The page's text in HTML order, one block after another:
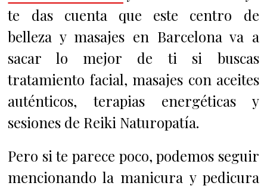
te das cuenta que este centro de
belleza y masajes en Barcelona va a
sacar lo mejor de ti si buscas
tratamiento facial, masajes con aceites
auténticos, terapias energéticas y
sesiones de Reiki Naturopatía.
Pero si te parece poco, podemos seguir
mencionando la manicura y pedicura